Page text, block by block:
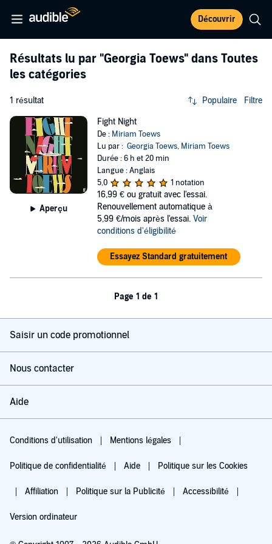
Découvrir
Résultats lu par "Georgia Toews" dans Toutes
les catégories
1 résultat Populaire Filtre
Aperçu
Fight Night
De : Miriam Toews
Lu par : Georgia Toews, Miriam Toews
Durée : 6 h et 20 min
Langue : Anglais
5,0
1 notation
16,99 € ou gratuit avec l'essai.
Renouvellement automatique à
5,99 €/mois après l'essai. Voir
conditions d'éligibilité
Essayez Standard gratuitement
Page 1 de 1
Saisir un code promotionnel
Nous contacter
Aide
Conditions d'utilisation Mentions légales
Politique de confidentialité Aide Politique sur les Cookies
Affiliation Politique sur la Publicité Accessibilité
Version ordinateur